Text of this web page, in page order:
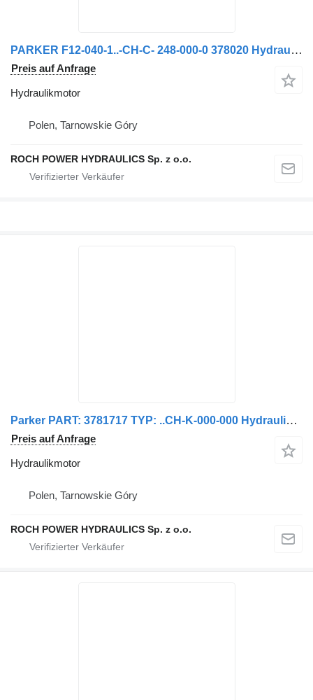
PARKER F12-040-1..-CH-C- 248-000-0 378020 Hydraulikmotor für Johnston Kehrmaschine
Preis auf Anfrage
Hydraulikmotor
Polen, Tarnowskie Góry
ROCH POWER HYDRAULICS Sp. z o.o.
Parker PART: 3781717 TYP: ..CH-K-000-000 Hydraulikmotor für Scarab 188A Kehrmaschine
Preis auf Anfrage
Hydraulikmotor
Polen, Tarnowskie Góry
ROCH POWER HYDRAULICS Sp. z o.o.